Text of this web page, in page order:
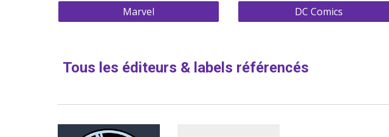
Marvel DC Comics
Tous les éditeurs & labels référencés